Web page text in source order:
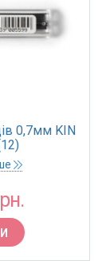
0,7мм KIN